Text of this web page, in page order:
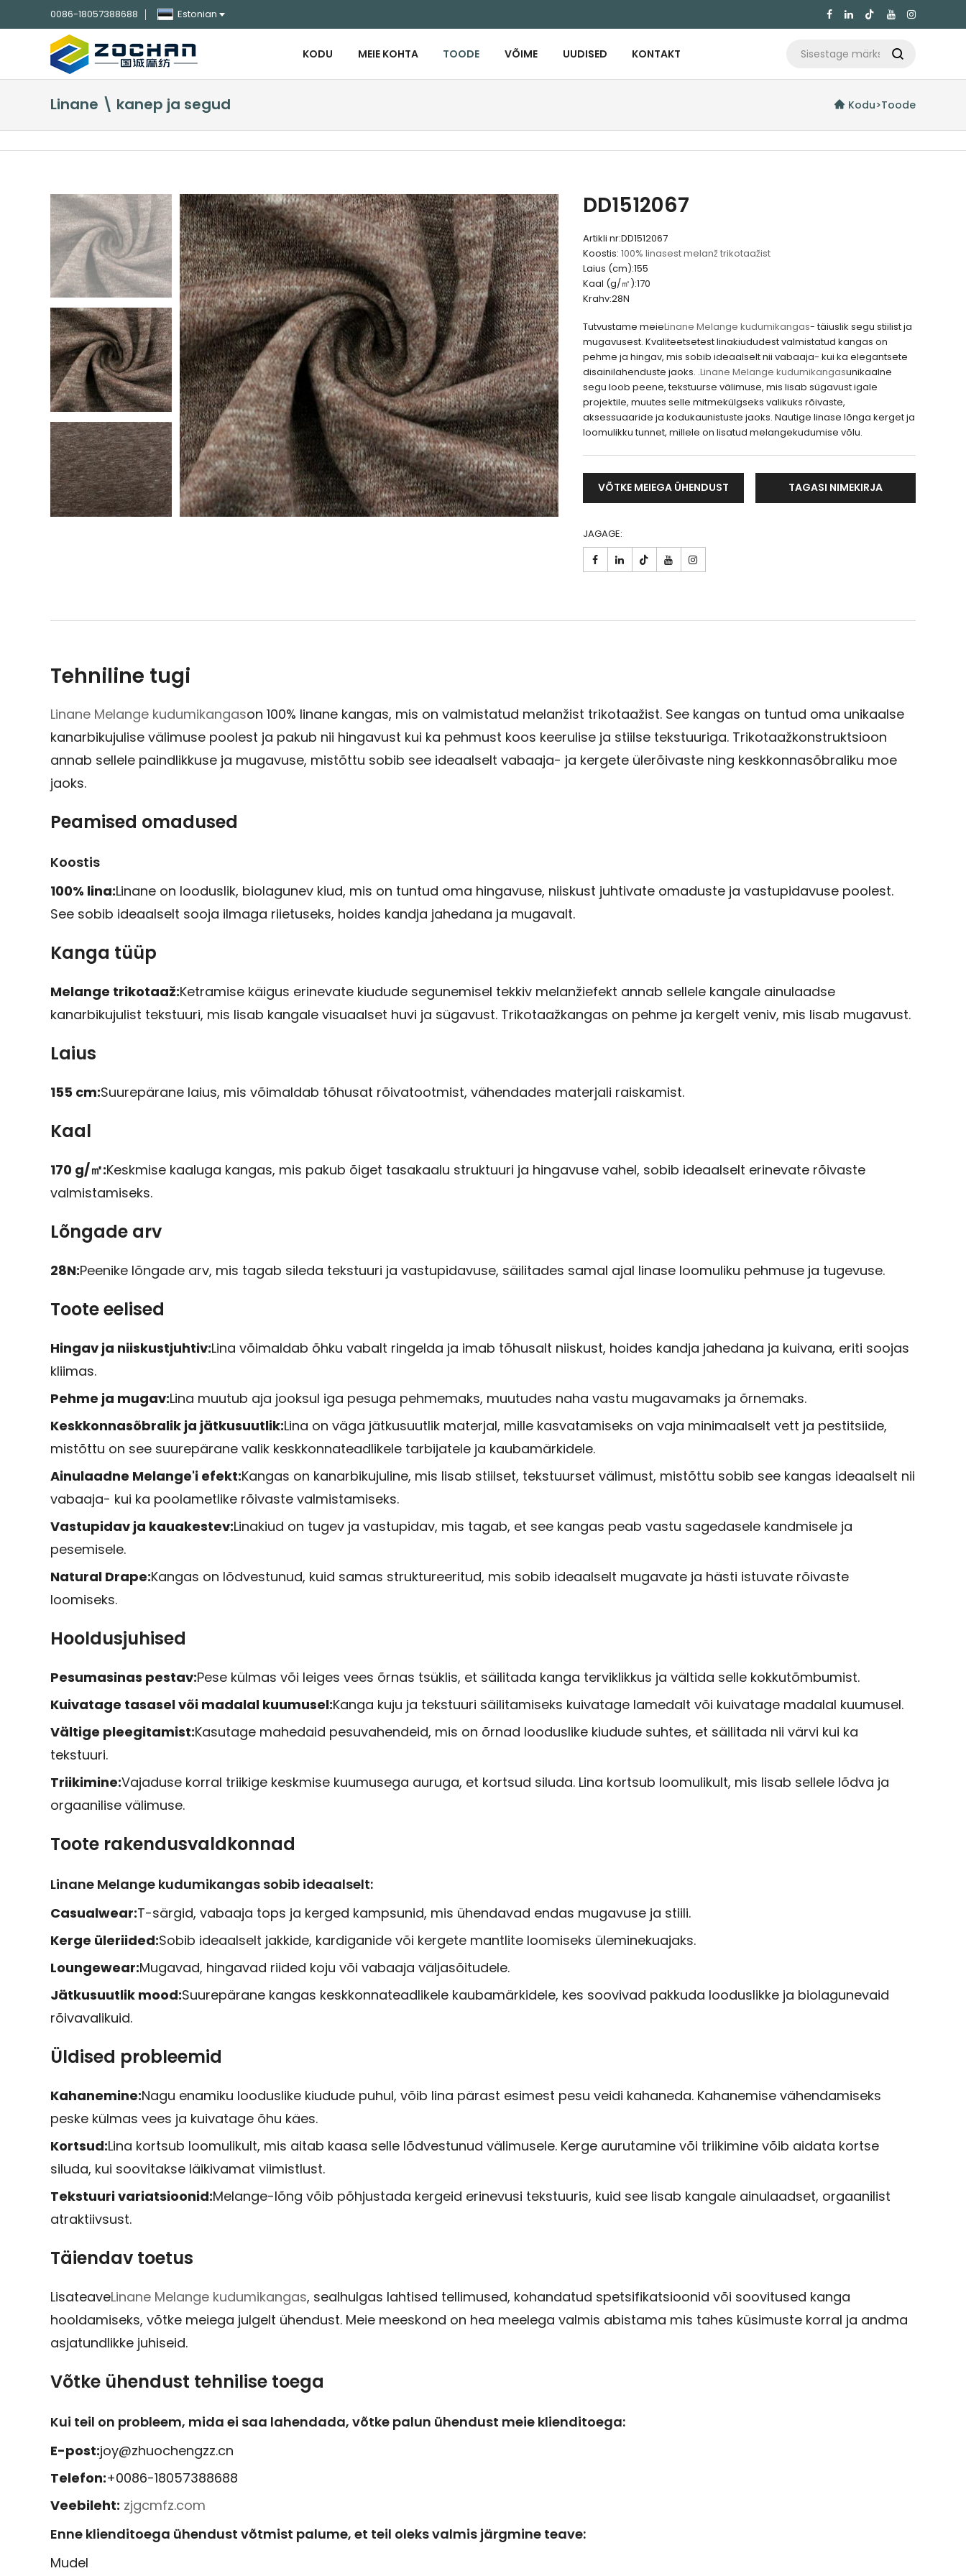
0086-18057388688 Estonian 

KODU MEIE KOHTA TOODE VÕIME UUDISED KONTAKT
Linane \ kanep ja segud Kodu>Toode
DD1512067
Artikli nr:DD1512067
Koostis: 100% linasest melanž trikotaažist
Laius (cm):155
Kaal (g/㎡):170
Krahv:28N
Tutvustame meieLinane Melange kudumikangas- täiuslik segu stiilist ja
mugavusest. Kvaliteetsetest linakiududest valmistatud kangas on
pehme ja hingav, mis sobib ideaalselt nii vabaaja- kui ka elegantsete
disainilahenduste jaoks. .Linane Melange kudumikangasunikaalne
segu loob peene, tekstuurse välimuse, mis lisab sügavust igale
projektile, muutes selle mitmekülgseks valikuks rõivaste,
aksessuaaride ja kodukaunistuste jaoks. Nautige linase lõnga kerget ja
loomulikku tunnet, millele on lisatud melangekudumise võlu.
VÕTKE MEIEGA ÜHENDUST TAGASI NIMEKIRJA
JAGAGE:

Tehniline tugi
Linane Melange kudumikangason 100% linane kangas, mis on valmistatud melanžist trikotaažist. See kangas on tuntud oma unikaalse
kanarbikujulise välimuse poolest ja pakub nii hingavust kui ka pehmust koos keerulise ja stiilse tekstuuriga. Trikotaažkonstruktsioon
annab sellele paindlikkuse ja mugavuse, mistõttu sobib see ideaalselt vabaaja- ja kergete ülerõivaste ning keskkonnasõbraliku moe
jaoks.
Peamised omadused
Koostis
100% lina:Linane on looduslik, biolagunev kiud, mis on tuntud oma hingavuse, niiskust juhtivate omaduste ja vastupidavuse poolest.
See sobib ideaalselt sooja ilmaga riietuseks, hoides kandja jahedana ja mugavalt.
Kanga tüüp
Melange trikotaaž:Ketramise käigus erinevate kiudude segunemisel tekkiv melanžiefekt annab sellele kangale ainulaadse
kanarbikujulist tekstuuri, mis lisab kangale visuaalset huvi ja sügavust. Trikotaažkangas on pehme ja kergelt veniv, mis lisab mugavust.
Laius
155 cm:Suurepärane laius, mis võimaldab tõhusat rõivatootmist, vähendades materjali raiskamist.
Kaal
170 g/㎡:Keskmise kaaluga kangas, mis pakub õiget tasakaalu struktuuri ja hingavuse vahel, sobib ideaalselt erinevate rõivaste
valmistamiseks.
Lõngade arv
28N:Peenike lõngade arv, mis tagab sileda tekstuuri ja vastupidavuse, säilitades samal ajal linase loomuliku pehmuse ja tugevuse.
Toote eelised
Hingav ja niiskustjuhtiv:Lina võimaldab õhku vabalt ringelda ja imab tõhusalt niiskust, hoides kandja jahedana ja kuivana, eriti soojas
kliimas.
Pehme ja mugav:Lina muutub aja jooksul iga pesuga pehmemaks, muutudes naha vastu mugavamaks ja õrnemaks.
Keskkonnasõbralik ja jätkusuutlik:Lina on väga jätkusuutlik materjal, mille kasvatamiseks on vaja minimaalselt vett ja pestitsiide,
mistõttu on see suurepärane valik keskkonnateadlikele tarbijatele ja kaubamärkidele.
Ainulaadne Melange'i efekt:Kangas on kanarbikujuline, mis lisab stiilset, tekstuurset välimust, mistõttu sobib see kangas ideaalselt nii
vabaaja- kui ka poolametlike rõivaste valmistamiseks.
Vastupidav ja kauakestev:Linakiud on tugev ja vastupidav, mis tagab, et see kangas peab vastu sagedasele kandmisele ja
pesemisele.
Natural Drape:Kangas on lõdvestunud, kuid samas struktureeritud, mis sobib ideaalselt mugavate ja hästi istuvate rõivaste
loomiseks.
Hooldusjuhised
Pesumasinas pestav:Pese külmas või leiges vees õrnas tsüklis, et säilitada kanga terviklikkus ja vältida selle kokkutõmbumist.
Kuivatage tasasel või madalal kuumusel:Kanga kuju ja tekstuuri säilitamiseks kuivatage lamedalt või kuivatage madalal kuumusel.
Vältige pleegitamist:Kasutage mahedaid pesuvahendeid, mis on õrnad looduslike kiudude suhtes, et säilitada nii värvi kui ka
tekstuuri.
Triikimine:Vajaduse korral triikige keskmise kuumusega auruga, et kortsud siluda. Lina kortsub loomulikult, mis lisab sellele lõdva ja
orgaanilise välimuse.
Toote rakendusvaldkonnad
Linane Melange kudumikangas sobib ideaalselt:
Casualwear:T-särgid, vabaaja tops ja kerged kampsunid, mis ühendavad endas mugavuse ja stiili.
Kerge üleriided:Sobib ideaalselt jakkide, kardiganide või kergete mantlite loomiseks üleminekuajaks.
Loungewear:Mugavad, hingavad riided koju või vabaaja väljasõitudele.
Jätkusuutlik mood:Suurepärane kangas keskkonnateadlikele kaubamärkidele, kes soovivad pakkuda looduslikke ja biolagunevaid
rõivavalikuid.
Üldised probleemid
Kahanemine:Nagu enamiku looduslike kiudude puhul, võib lina pärast esimest pesu veidi kahaneda. Kahanemise vähendamiseks
peske külmas vees ja kuivatage õhu käes.
Kortsud:Lina kortsub loomulikult, mis aitab kaasa selle lõdvestunud välimusele. Kerge aurutamine või triikimine võib aidata kortse
siluda, kui soovitakse läikivamat viimistlust.
Tekstuuri variatsioonid:Melange-lõng võib põhjustada kergeid erinevusi tekstuuris, kuid see lisab kangale ainulaadset, orgaanilist
atraktiivsust.
Täiendav toetus
LisateaveLinane Melange kudumikangas, sealhulgas lahtised tellimused, kohandatud spetsifikatsioonid või soovitused kanga
hooldamiseks, võtke meiega julgelt ühendust. Meie meeskond on hea meelega valmis abistama mis tahes küsimuste korral ja andma
asjatundlikke juhiseid.
Võtke ühendust tehnilise toega
Kui teil on probleem, mida ei saa lahendada, võtke palun ühendust meie klienditoega:
E-post:joy@zhuochengzz.cn
Telefon:+0086-18057388688
Veebileht: zjgcmfz.com
Enne klienditoega ühendust võtmist palume, et teil oleks valmis järgmine teave:
Mudel